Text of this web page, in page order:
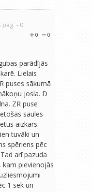
pag. - 0
0
0
parādījās
Lielais
puses sākumā
josla. D
ZR puse
saules
aizkars.
tuvāki un
spēriens pēc
arī pazuda
kam pievienojās
1 sek un